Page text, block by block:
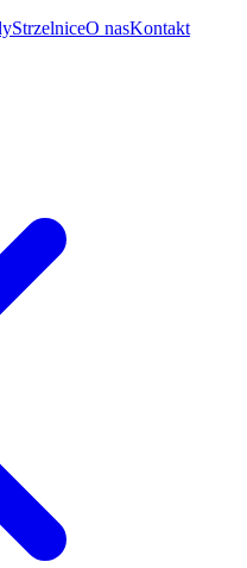
StrzelniceO nasKontakt